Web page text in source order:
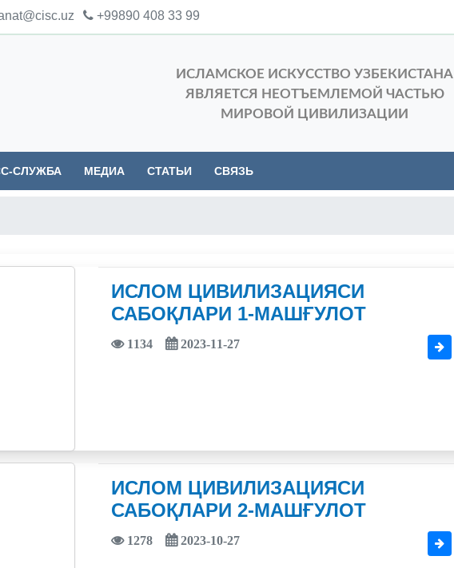
+99890 408 33 99
ИСЛАМСКОЕ ИСКУССТВО УЗБЕКИСТАНА
ЯВЛЯЕТСЯ НЕОТЪЕМЛЕМОЙ ЧАСТЬЮ
МИРОВОЙ ЦИВИЛИЗАЦИИ
СЛУЖБА МЕДИА СТАТЬИ СВЯЗЬ
ИСЛОМ ЦИВИЛИЗАЦИЯСИ
САБОҚЛАРИ 1-МАШҒУЛОТ
1134 2023-11-27
ИСЛОМ ЦИВИЛИЗАЦИЯСИ
САБОҚЛАРИ 2-МАШҒУЛОТ
1278 2023-10-27